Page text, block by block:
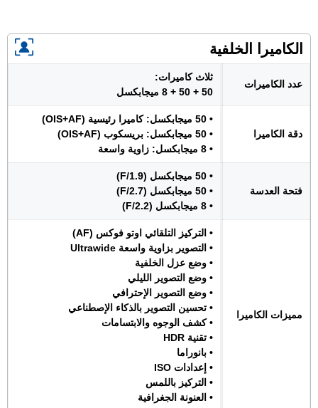
الكاميرا الخلفية
عدد الكاميرات
ثلاث كاميرات:
50 + 50 + 8 ميجابكسل
دقة الكاميرا
• 50 ميجابكسل: كاميرا رئيسية (OIS+AF)
• 50 ميجابكسل: بريسكوب (OIS+AF)
• 8 ميجابكسل: زاوية واسعة
فتحة العدسة
• 50 ميجابكسل (F/1.9)
• 50 ميجابكسل (F/2.7)
• 8 ميجابكسل (F/2.2)
مميزات الكاميرا
• التركيز التلقائي اوتو فوكس (AF)
• التصوير بزاوية واسعة Ultrawide
• وضع عزل الخلفية
• وضع التصوير الليلي
• وضع التصوير الإحترافي
• تحسين التصوير بالذكاء الإصطناعي
• كشف الوجوه والابتسامات
• تقنية HDR
• بانوراما
• إعدادات ISO
• التركيز باللمس
• العنونة الجغرافية